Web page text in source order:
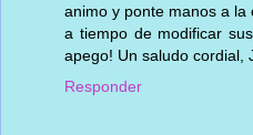
animo y ponte manos a
a tiempo de modificar
apego! Un saludo cordial,
Responder